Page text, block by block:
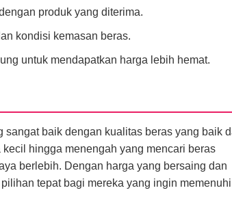
produk yang diterima.
kondisi kemasan beras.
untuk mendapatkan harga lebih hemat.
baik dengan kualitas beras yang baik
hingga menengah yang mencari beras
berlebih. Dengan harga yang bersaing dan
tepat bagi mereka yang ingin memenuhi